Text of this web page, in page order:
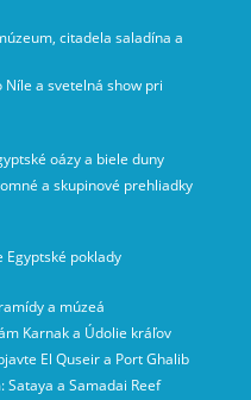
citadela saladína a
Níle a svetelná show pri
oázy a biele duny
a skupinové prehliadky
Egyptské poklady
a múzeá
Karnak a Údolie kráľov
El Quseir a Port Ghalib
a Samadai Reef